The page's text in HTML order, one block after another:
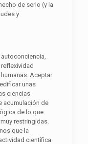
de serlo (y la
y
Aceptar
unas
ciencias
acumulación de
de lo que
restringidas.
que la
científica